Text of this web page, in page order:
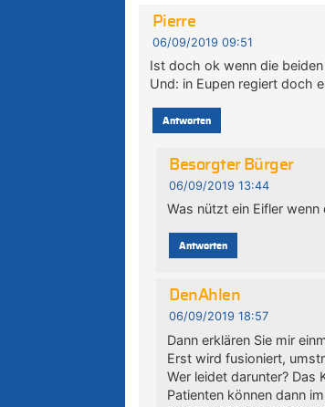
Pierre
06/09/2019 09:51
Ist doch ok wenn die
Und: in Eupen regiert doch
Antworten
Besorgter Bürger
06/09/2019 13:44
Was nützt ein Eifler
Antworten
DenAhlen
06/09/2019 18:57
Dann erklären Sie mir
Erst wird fusioniert,
Wer leidet darunter? Das
Patienten können dann